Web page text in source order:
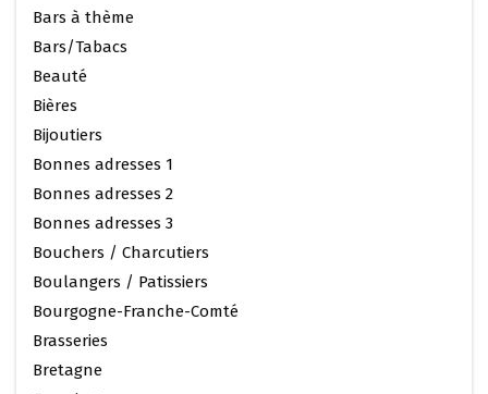
Bars à thème
Bars/Tabacs
Beauté
Bières
Bijoutiers
Bonnes adresses 1
Bonnes adresses 2
Bonnes adresses 3
Bouchers / Charcutiers
Boulangers / Patissiers
Bourgogne-Franche-Comté
Brasseries
Bretagne